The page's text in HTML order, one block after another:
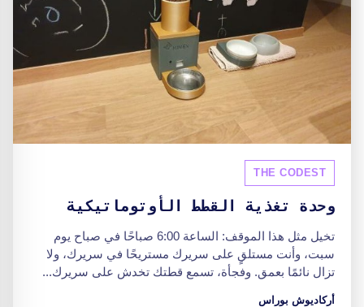
THE CODEST
وحدة تغذية القطط الأوتوماتيكية
تخيل مثل هذا الموقف: الساعة 6:00 صباحًا في صباح يوم
سبت، وأنت مستلقٍ على سريرك مستريحًا في سريرك، ولا
تزال نائمًا بعمق. وفجأة، تسمع قطتك تخدش على سريرك...
أركاديوش بوراس